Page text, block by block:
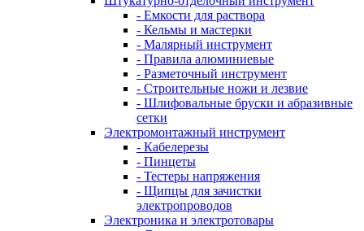
- Емкости для раствора
- Кельмы и мастерки
- Малярный инструмент
- Правила алюминиевые
- Разметочный инструмент
- Строительные ножи и лезвие
- Шлифовальные бруски и абразивные
сетки
Электромонтажный инструмент
- Кабелерезы
- Пинцеты
- Тестеры напряжения
- Щипцы для зачистки
электропроводов
Электроника и электротовары